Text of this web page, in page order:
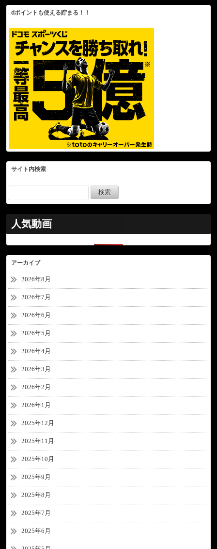
dポイントも使える貯まる！！
サイト内検索
人気動画
アーカイブ
2026年8月
2026年7月
2026年6月
2026年5月
2026年4月
2026年3月
2026年2月
2026年1月
2025年12月
2025年11月
2025年10月
2025年9月
2025年8月
2025年7月
2025年6月